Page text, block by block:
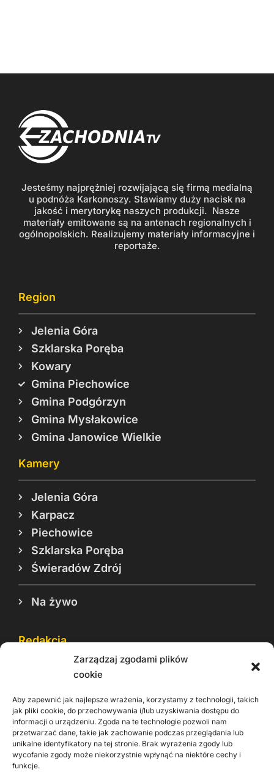
Zarządzaj zgodami plików
cookie
Aby zapewnić jak najlepsze wrażenia, korzystamy z technologii, takich
jak pliki cookie, do przechowywania i/lub uzyskiwania dostępu do
informacji o urządzeniu. Zgoda na te technologie pozwoli nam
przetwarzać dane, takie jak zachowanie podczas przeglądania lub
unikalne identyfikatory na tej stronie. Brak wyrażenia zgody lub
wycofanie zgody może niekorzystnie wpłynąć na niektóre cechy i
funkcje.
Jesteśmy najprężniej rozwijającą się firmą medialną
u podnóża Karkonoszy. Stawiamy duży nacisk na
jakość i merytorykę naszych produkcji. Nasze
materiały emitowane są na antenach regionalnych i
ogólnopolskich. Realizujemy materiały informacyjne i
reportaże.
Region
Jelenia Góra
Szklarska Poręba
Kowary
Gmina Piechowice
Gmina Podgórzyn
Gmina Mysłakowice
Gmina Janowice Wielkie
Kamery
Jelenia Góra
Karpacz
Piechowice
Szklarska Poręba
Świeradów Zdrój
Na żywo
Redakcja
Reklama
Rodo
Kontakt
Informacje dla